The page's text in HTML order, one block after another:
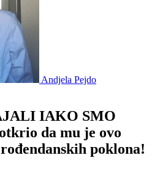
Andjela Pejdo
IAKO SMO
da mu je ovo
poklona!